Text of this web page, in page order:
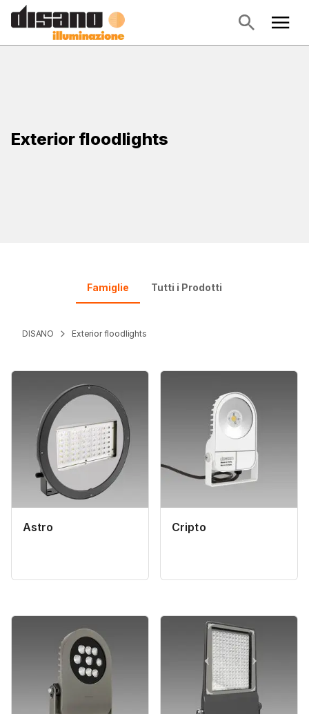
Exterior floodlights
Famiglie Tutti i Prodotti
DISANO Exterior floodlights
Astro Cripto